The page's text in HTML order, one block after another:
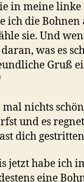
in meine linke
ich die
sie. Und
was es
Gruß
nichts
und es
dich
jetzt habe ich
eine